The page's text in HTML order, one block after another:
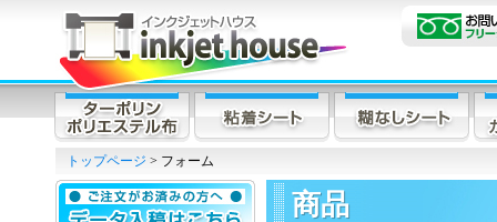
トップページ > フォーム
商品